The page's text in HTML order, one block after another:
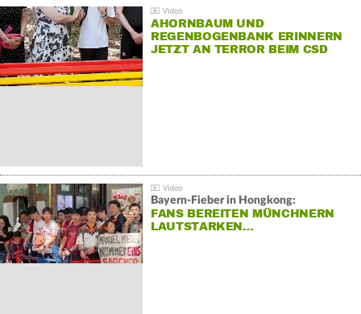
AHORNBAUM UND
REGENBOGENBANK ERINNERN
JETZT AN TERROR BEIM CSD
Bayern-Fieber in Hongkong:
FANS BEREITEN MÜNCHNERN
LAUTSTARKEN…